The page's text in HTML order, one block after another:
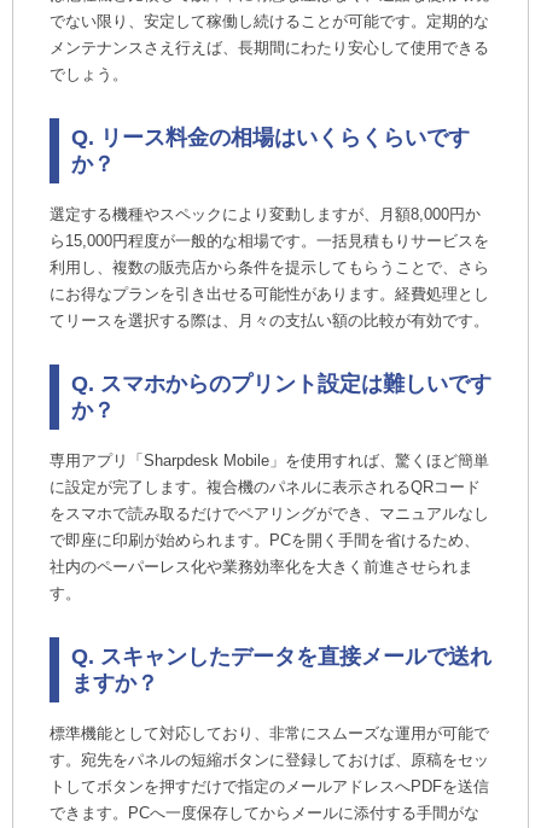
でない限り、安定して稼働し続けることが可能です。定期的な
メンテナンスさえ行えば、長期間にわたり安心して使用できる
でしょう。
Q. リース料金の相場はいくらくらいです
か？
選定する機種やスペックにより変動しますが、月額8,000円か
ら15,000円程度が一般的な相場です。一括見積もりサービスを
利用し、複数の販売店から条件を提示してもらうことで、さら
にお得なプランを引き出せる可能性があります。経費処理とし
てリースを選択する際は、月々の支払い額の比較が有効です。
Q. スマホからのプリント設定は難しいです
か？
専用アプリ「Sharpdesk Mobile」を使用すれば、驚くほど簡単
に設定が完了します。複合機のパネルに表示されるQRコード
をスマホで読み取るだけでペアリングができ、マニュアルなし
で即座に印刷が始められます。PCを開く手間を省けるため、
社内のペーパーレス化や業務効率化を大きく前進させられま
す。
Q. スキャンしたデータを直接メールで送れ
ますか？
標準機能として対応しており、非常にスムーズな運用が可能で
す。宛先をパネルの短縮ボタンに登録しておけば、原稿をセッ
トしてボタンを押すだけで指定のメールアドレスへPDFを送信
できます。PCへ一度保存してからメールに添付する手間がな